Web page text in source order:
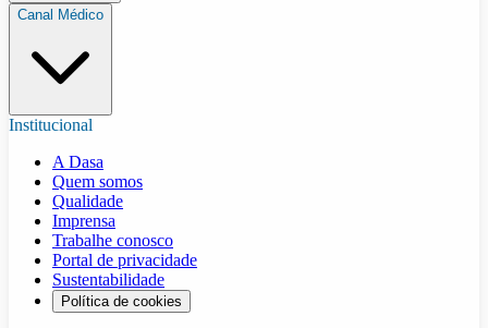
Canal Médico
Institucional
A Dasa
Quem somos
Qualidade
Imprensa
Trabalhe conosco
Portal de privacidade
Sustentabilidade
Política de cookies